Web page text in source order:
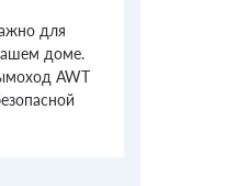
для
доме.
AWT